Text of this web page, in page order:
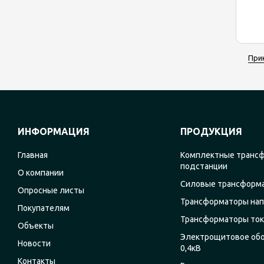
ИНФОРМАЦИЯ
Главная
О компании
Опросные листы
Покупателям
Объекты
Новости
Контакты
ПРОДУКЦИЯ
Комплектные
подстанции
Силовые
Трансформаторы
Трансформаторы
Электрощитовое
0,4кВ